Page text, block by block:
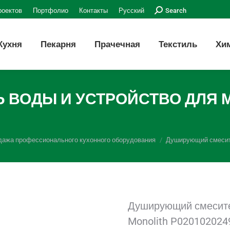
Портфолио Контакты Русский Поиск:Search
Пекарня Прачечная Текстиль
И УСТРОЙСТВО ДЛЯ
профессионального кухонного оборудования Душирующий
Душирующий
Monolith